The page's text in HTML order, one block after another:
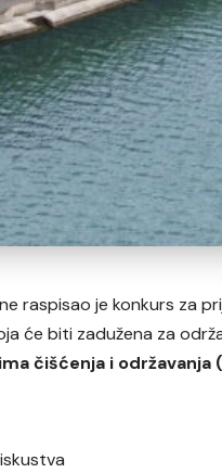
raspisao je konkurs za
će biti zadužena za
čišćenja i održavanja